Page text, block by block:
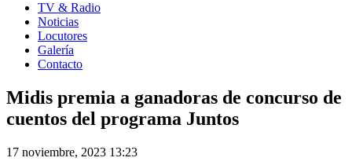
TV & Radio
Noticias
Locutores
Galería
Contacto
Midis premia a ganadoras de concurso de
cuentos del programa Juntos
17 noviembre, 2023 13:23